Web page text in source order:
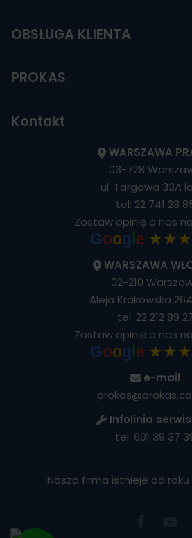
OBSŁUGA KLIENTA
PROKAS
Kontakt
WARSZAWA
03-728
ul. Targowa 33A
tel: 22 741 23
Zostaw opinię o nas
Goog e
WARSZAWA
02-210
Aleja Krakowska
tel: 22 212 89
Zostaw opinię o nas
Goog e
e-mail
Infolinia
tel: 601 39 37
Nasza firma istnieje od roku